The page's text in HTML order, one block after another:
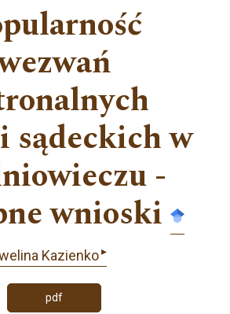
sądeckich w
-
wnioski
Kazienko▸
pdf